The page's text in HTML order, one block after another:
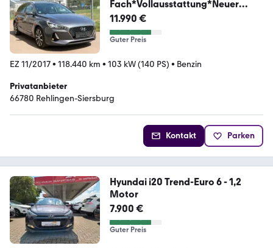
Fach*Vollausstattung*Neuer
Motor*
11.990 €
Guter Preis
EZ 11/2017• 118.440 km • 103 kW (140 PS) • Benzin
Privatanbieter
66780 Rehlingen-Siersburg
Kontakt Parken
Hyundai i20 Trend-Euro 6 - 1,2
Motor
7.900 €
Guter Preis